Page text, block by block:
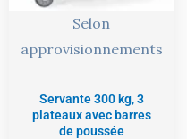
Selon
approvisionnements
Servante 300 kg, 3
plateaux avec barres
de poussée